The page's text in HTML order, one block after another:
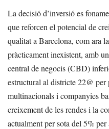
La decisió d’inversió es
que reforcen el potencial de
qualitat a Barcelona, com ara
pràcticament inexistent, amb
central de negocis (CBD)
estructural al districte 22@ per
multinacionals i companyies
creixement de les rendes i la
actualment per sota del 5%